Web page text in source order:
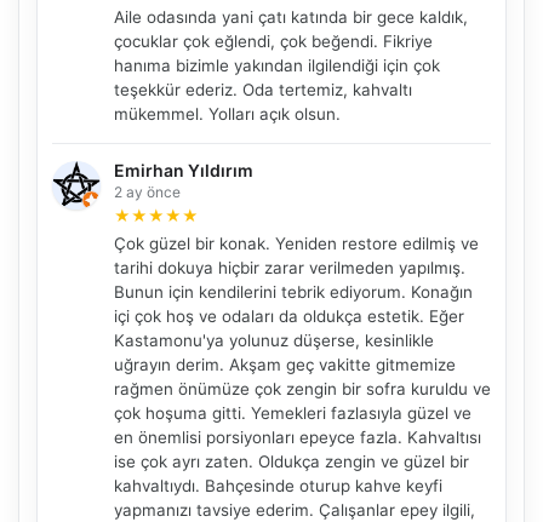
Aile odasında yani çatı katında bir gece kaldık,
çocuklar çok eğlendi, çok beğendi. Fikriye
hanıma bizimle yakından ilgilendiği için çok
teşekkür ederiz. Oda tertemiz, kahvaltı
mükemmel. Yolları açık olsun.
Emirhan Yıldırım
2 ay önce
★★★★★
Çok güzel bir konak. Yeniden restore edilmiş ve
tarihi dokuya hiçbir zarar verilmeden yapılmış.
Bunun için kendilerini tebrik ediyorum. Konağın
içi çok hoş ve odaları da oldukça estetik. Eğer
Kastamonu'ya yolunuz düşerse, kesinlikle
uğrayın derim. Akşam geç vakitte gitmemize
rağmen önümüze çok zengin bir sofra kuruldu ve
çok hoşuma gitti. Yemekleri fazlasıyla güzel ve
en önemlisi porsiyonları epeyce fazla. Kahvaltısı
ise çok ayrı zaten. Oldukça zengin ve güzel bir
kahvaltıydı. Bahçesinde oturup kahve keyfi
yapmanızı tavsiye ederim. Çalışanlar epey ilgili,